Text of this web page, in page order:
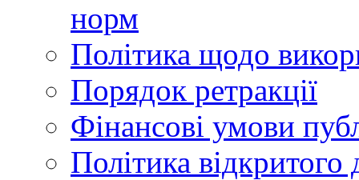
норм
Політика щодо
Порядок ретракції
Фінансові умови
Політика